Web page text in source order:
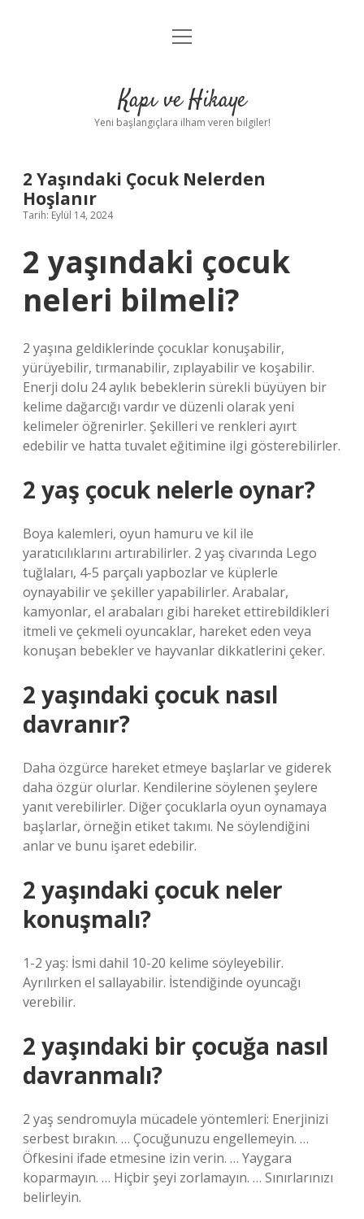
Anasayfa
Yasal Uyarı
menüyü
Kapı ve Hikaye
Yeni başlangıçlara ilham veren bilgiler!
2 Yaşındaki Çocuk Nelerden
Hoşlanır
Tarih: Eylül 14, 2024
2 yaşındaki çocuk
neleri bilmeli?
2 yaşına geldiklerinde çocuklar konuşabilir,
yürüyebilir, tırmanabilir, zıplayabilir ve koşabilir.
Enerji dolu 24 aylık bebeklerin sürekli büyüyen bir
kelime dağarcığı vardır ve düzenli olarak yeni
kelimeler öğrenirler. Şekilleri ve renkleri ayırt
edebilir ve hatta tuvalet eğitimine ilgi gösterebilirler.
2 yaş çocuk nelerle oynar?
Boya kalemleri, oyun hamuru ve kil ile
yaratıcılıklarını artırabilirler. 2 yaş civarında Lego
tuğlaları, 4-5 parçalı yapbozlar ve küplerle
oynayabilir ve şekiller yapabilirler. Arabalar,
kamyonlar, el arabaları gibi hareket ettirebildikleri
itmeli ve çekmeli oyuncaklar, hareket eden veya
konuşan bebekler ve hayvanlar dikkatlerini çeker.
2 yaşındaki çocuk nasıl
davranır?
Daha özgürce hareket etmeye başlarlar ve giderek
daha özgür olurlar. Kendilerine söylenen şeylere
yanıt verebilirler. Diğer çocuklarla oyun oynamaya
başlarlar, örneğin etiket takımı. Ne söylendiğini
anlar ve bunu işaret edebilir.
2 yaşındaki çocuk neler
konuşmalı?
1-2 yaş: İsmi dahil 10-20 kelime söyleyebilir.
Ayrılırken el sallayabilir. İstendiğinde oyuncağı
verebilir.
2 yaşındaki bir çocuğa nasıl
davranmalı?
2 yaş sendromuyla mücadele yöntemleri: Enerjinizi
serbest bırakın. … Çocuğunuzu engellemeyin. …
Öfkesini ifade etmesine izin verin. … Yaygara
koparmayın. … Hiçbir şeyi zorlamayın. … Sınırlarınızı
belirleyin.